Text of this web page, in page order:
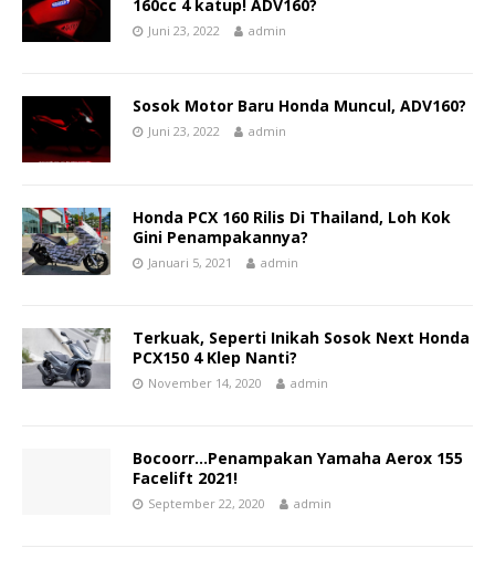
160cc 4 katup! ADV160?
Juni 23, 2022 admin
Sosok Motor Baru Honda Muncul, ADV160?
Juni 23, 2022 admin
Honda PCX 160 Rilis Di Thailand, Loh Kok
Gini Penampakannya?
Januari 5, 2021 admin
Terkuak, Seperti Inikah Sosok Next Honda
PCX150 4 Klep Nanti?
November 14, 2020 admin
Bocoorr…Penampakan Yamaha Aerox 155
Facelift 2021!
September 22, 2020 admin